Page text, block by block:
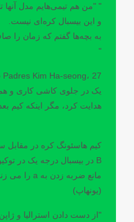
" "من هم تیمی‌هایم مدل آنها
و این بیسبال کره‌ای نیست.
به بچه‌ها گفتم که زمان را
"
هدایت کرد، مگر اینکه کیم
مانع ضربه زدن به a را می زند.
(یونهاپ)
"از دست دادن استرالیا و